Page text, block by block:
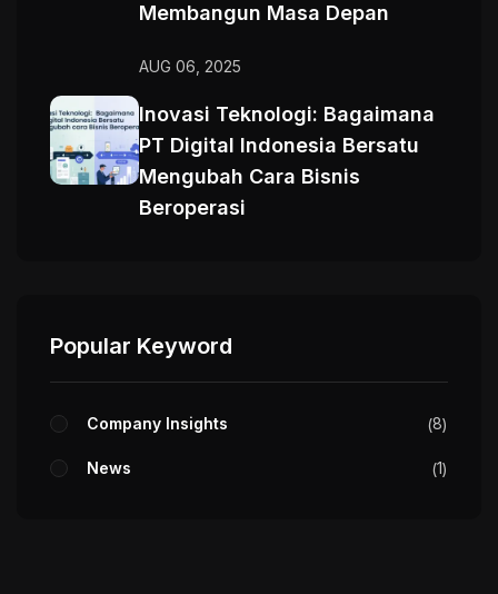
Membangun Masa Depan
AUG 06, 2025
Inovasi Teknologi: Bagaimana
PT Digital Indonesia Bersatu
Mengubah Cara Bisnis
Beroperasi
Popular Keyword
Company Insights 8
News 1